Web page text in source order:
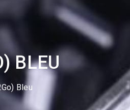
BLEU
Bleu